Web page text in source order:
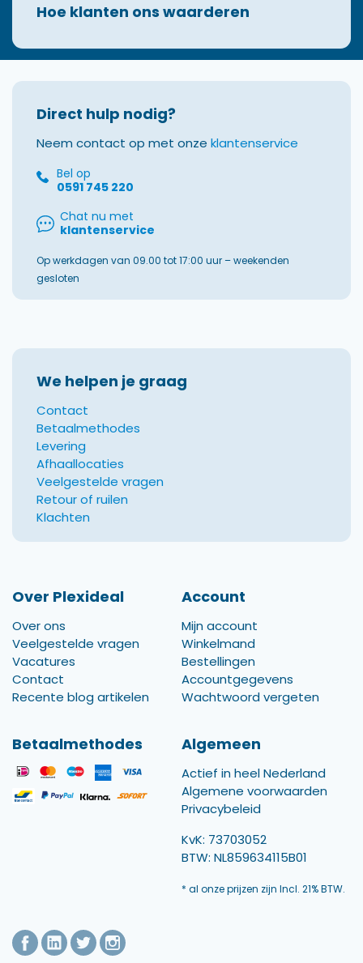
Hoe klanten ons waarderen
Direct hulp nodig?
Neem contact op met onze klantenservice
Bel op
0591 745 220
Chat nu met
klantenservice
Op werkdagen van 09.00 tot 17:00 uur – weekenden
gesloten
We helpen je graag
Contact
Betaalmethodes
Levering
Afhaallocaties
Veelgestelde vragen
Retour of ruilen
Klachten
Over Plexideal
Over ons
Veelgestelde vragen
Vacatures
Contact
Recente blog artikelen
Account
Mijn account
Winkelmand
Bestellingen
Accountgegevens
Wachtwoord vergeten
Betaalmethodes Algemeen
Actief in heel Nederland
Algemene voorwaarden
Privacybeleid
KvK: 73703052
BTW: NL859634115B01
* al onze prijzen zijn Incl. 21% BTW.